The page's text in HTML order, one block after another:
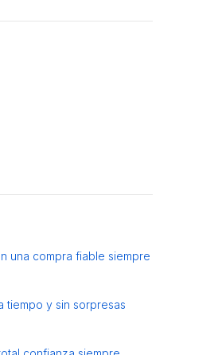
una compra fiable siempre
tiempo y sin sorpresas